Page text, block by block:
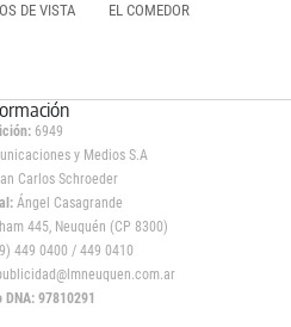
DE VISTA EL COMEDOR
6949
y Medios S.A
Carlos Schroeder
Ángel Casagrande
445, Neuquén (CP 8300)
449 0400 / 449 0410
DNA: 97810291